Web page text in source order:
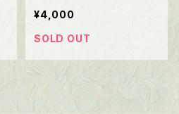
¥4,000
SOLD OUT